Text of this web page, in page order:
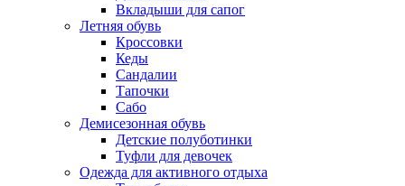
Вкладыши для сапог
Летняя обувь
Кроссовки
Кеды
Сандалии
Тапочки
Сабо
Демисезонная обувь
Детские полуботинки
Туфли для девочек
Одежда для активного отдыха